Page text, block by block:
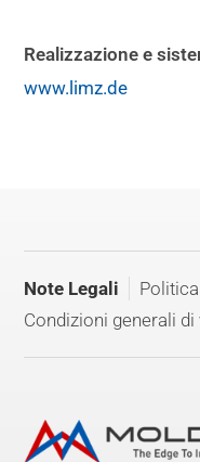
Realizzazione e
www.limz.de
Note Legali
Condizioni generali di